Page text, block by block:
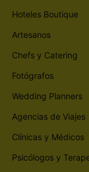
Hoteles Boutique
Artesanos
Chefs y Catering
Fotógrafos
Wedding Planners
Agencias de Viajes
Clínicas y Médicos
Psicólogos y